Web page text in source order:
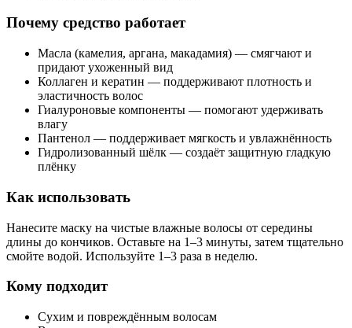
Почему средство работает
Масла (камелия, аргана, макадамия) — смягчают и
придают ухоженный вид
Коллаген и кератин — поддерживают плотность и
эластичность волос
Гиалуроновые компоненты — помогают удерживать
влагу
Пантенол — поддерживает мягкость и увлажнённость
Гидролизованный шёлк — создаёт защитную гладкую
плёнку
Как использовать
Нанесите маску на чистые влажные волосы от середины
длины до кончиков. Оставьте на 1–3 минуты, затем тщательно
смойте водой. Используйте 1–3 раза в неделю.
Кому подходит
Сухим и повреждённым волосам